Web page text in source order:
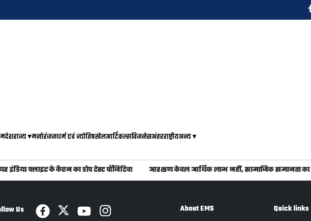
देशराज्य▾मनोरंजनधर्म एवं ज्योतिषखेलआर्टिकल्सबिजनेसअंतरराष्ट्रीयअन्य▾
फ्लाइट के कैप्टन का डोप टेस्ट पॉजिटिव! आरक्षण केवल आर्थिक लाभ नहीं, सामाजिक समानता का
Us
About EMS
Quick links